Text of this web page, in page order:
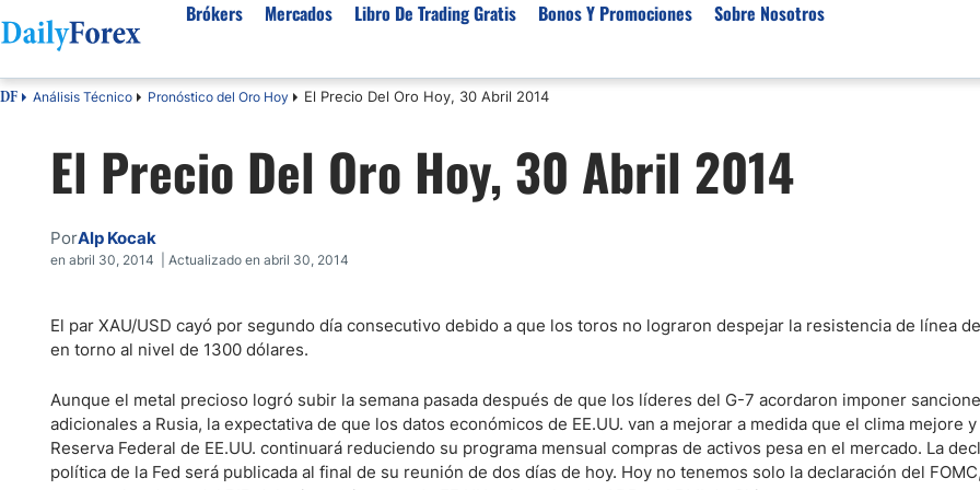
Brókers
España
Argentina
Rep. Dominicana
Mexico
Costa Rica
Venezuela
Guatemala
Cuba
El Salvador
Brokers Regulados
Brokers Para Scalping
Brokers por Categoría
Mercados
Divisas
EUR/USD
USD/PEN
Materias Primas
Oro (XAU/USD)
Plata (XAG/USD)
Petróleo WTI
Todas las Materias Primas
Indices
Mercado de Acciones
Libro De Trading Gratis Bonos Y Promociones Sobre Nosotros
Sobre Nosotros
Política editorial
Cómo generamos ingresos
Nuestra metodología
Por qué confiar en nosotros
DF Análisis Técnico Pronóstico del Oro Hoy El Precio Del Oro Hoy, 30 Abril 2014
El Precio Del Oro Hoy, 30 Abril 2014
PorAlp Kocak
en abril 30, 2014 | Actualizado en abril 30, 2014
El par XAU/USD cayó por segundo día consecutivo debido a que los toros no lograron despejar la resistencia de línea
en torno al nivel de 1300 dólares.
Aunque el metal precioso logró subir la semana pasada después de que los líderes del G-7 acordaron imponer
adicionales a Rusia, la expectativa de que los datos económicos de EE.UU. van a mejorar a medida que el clima mejore
Reserva Federal de EE.UU. continuará reduciendo su programa mensual compras de activos pesa en el mercado. La
política de la Fed será publicada al final de su reunión de dos días de hoy. Hoy no tenemos solo la declaración del